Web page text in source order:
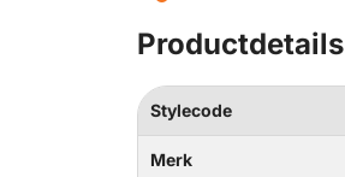
Productdetails
Stylecode
Merk